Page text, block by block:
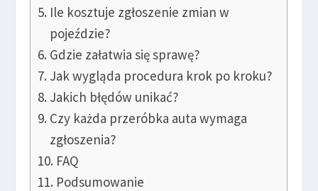
Ile kosztuje zgłoszenie zmian w
pojeździe?
Gdzie załatwia się sprawę?
Jak wygląda procedura krok po kroku?
Jakich błędów unikać?
Czy każda przeróbka auta wymaga
zgłoszenia?
FAQ
Podsumowanie